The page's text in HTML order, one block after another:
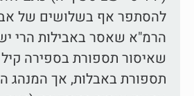
להסתפר אף בשלושים של
הרמ"א שאסר באבילות הרי
שאיסור תספורת בספירה
תספורת באבלות, אך המנהג